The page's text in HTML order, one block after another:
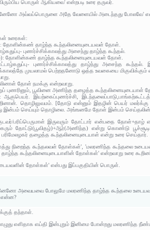
பொருள் ஆகியவை' என்றபடி உரை தருவர்.
அவ்வப்பொருளை அதே வேளையில் அடைந்தது போலவே'
உரைகள்:
தோளின்கண் தாழ்ந்த கூந்தலினையுடையவள் தோள்.
புணர்ச்சிக்காலத்து அசைந்து தாழ்ந்த கூந்தல்.
தோளின்கண் தாழ்ந்த கூந்தலினையுடையவள் தோள்.
புணர்ச்சிக்காலத்து தாழ்ந்து அசைந்த
முயலாமல் பெற்றதனோடு ஒத்த உவகையை மிகுவிக்கும்
தோள் நமக்கு என்றவாறு.
புணரினும், பூவினை அணிந்த தழைத்த கூந்தலினையுடையாள்
ஆகுபெயர். இயற்கைப்புணர்ச்சி,
தொழிலுவமம். [தோடு என்னும் இதழின் பெயர்
இன்பம் செய்யும் தொழிலை. அங்ஙனமே தோள் இன்பம் செய்தலின்
பரிப்பெருமாள் இருவரும் தோட்டார் என்பதை
தோட்டு(பூவிதழ்)+ஆர்(அணிந்த) என்று கொண்டு
தழைத்த கூந்தலினையுடையாள் என்று உரை செய்தார்.
நிறைந்த கூந்தலவள் தோள்கள்', 'மலரணிந்த கூந்தலை
கூந்தலினையுடையாளின் தோள்கள்' என்றவாறு உரை
தோள்கள்' என்பது இப்பகுதியின் பொருள்.
அவையவை போலுமே மலரணிந்த தாழ்ந்த கூந்தலை
என்ன?
தந்தாள்.
எளிதாக எய்தி இன்புறும் இனிமை போன்றது மலரணிந்த